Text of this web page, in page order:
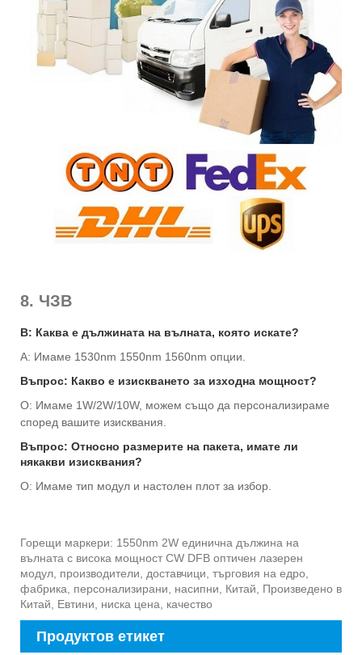
8. ЧЗВ
В: Каква е дължината на вълната, която искате?
A: Имаме 1530nm 1550nm 1560nm опции.
Въпрос: Какво е изискването за изходна мощност?
О: Имаме 1W/2W/10W, можем също да персонализираме
според вашите изисквания.
Въпрос: Относно размерите на пакета, имате ли
някакви изисквания?
О: Имаме тип модул и настолен плот за избор.
Горещи маркери: 1550nm 2W единична дължина на
вълната с висока мощност CW DFB оптичен лазерен
модул, производители, доставчици, търговия на едро,
фабрика, персонализирани, насипни, Китай, Произведено в
Китай, Евтини, ниска цена, качество
Продуктов етикет